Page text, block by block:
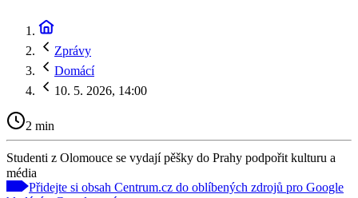
Zprávy
Domácí
10. 5. 2026, 14:00
2 min
Studenti z Olomouce se vydají pěšky do Prahy podpořit kulturu a
média
Přidejte si obsah Centrum.cz do oblíbených zdrojů pro Google